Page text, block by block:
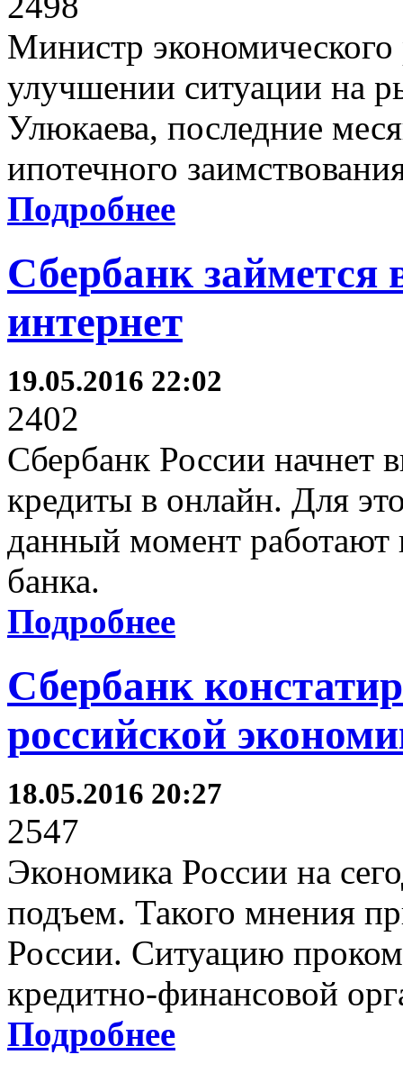
Министр экономического
улучшении ситуации на
Улюкаева, последние
ипотечного
Подробнее
Сбербанк займется
интернет
19.05.2016 22:02
2402
Сбербанк России начнет
кредиты в онлайн. Для
данный момент работают
банка.
Подробнее
Сбербанк
российской
18.05.2016 20:27
2547
Экономика России на
подъем. Такого мнения
России. Ситуацию
кредитно-финансовой
Подробнее